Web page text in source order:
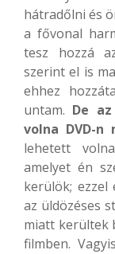
hátradőlni és
a fővonal
tesz hozzá
szerint el is
ehhez
untam. De
volna DVD-n
lehetett
amelyet én
kerülök;
az üldözéses
miatt kerültek
filmben.